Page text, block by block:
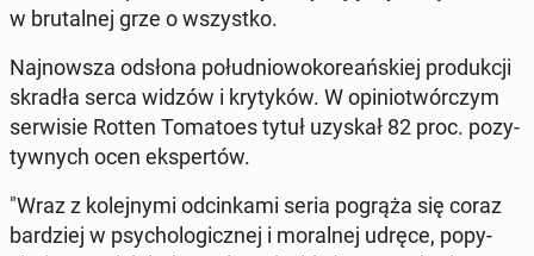
w bru­tal­nej grze o wszyst­ko.
Naj­now­sza odsłona po­łu­dnio­wo­ko­re­ań­skiej pro­duk­cji
skradła serca widzów i kry­ty­ków. W opi­nio­twór­czym
ser­wi­sie Rotten To­ma­to­es tytuł uzyskał 82 proc. po­zy­
tyw­nych ocen eks­per­tów.
"Wraz z ko­lej­ny­mi od­cin­ka­mi seria pogrąża się coraz
bar­dziej w psy­cho­lo­gicz­nej i mo­ral­nej udręce, po­py­